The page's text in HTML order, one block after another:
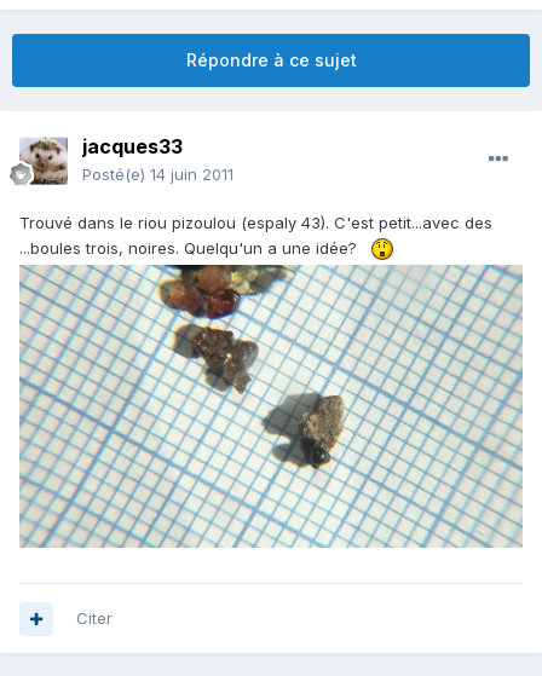
Répondre à ce sujet
jacques33
Posté(e) 14 juin 2011
Trouvé dans le riou pizoulou (espaly 43). C'est petit...avec des
...boules trois, noires. Quelqu'un a une idée?
Citer